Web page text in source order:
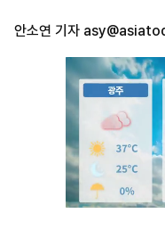
안소연 기자